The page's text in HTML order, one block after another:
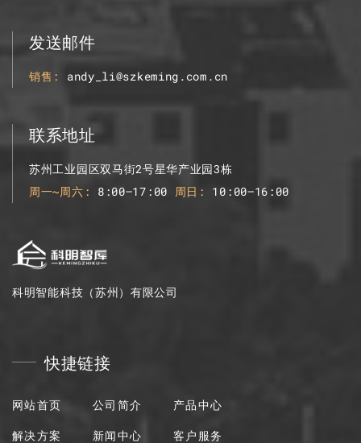
发送邮件
销售 andy_li@szkeming.com.cn
联系地址
苏州工业园区双马街2号星华产业园3栋
周一~周六
8:00–17:00 周日 10:00–16:00
科明智能科技（苏州）有限公司
快捷链接
网站首页 公司简介
产品中心
解决方案
新闻中心 客户服务